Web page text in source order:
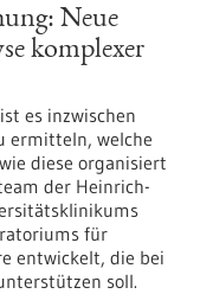
Neue
komplexer
es inzwischen
ermitteln, welche
diese organisiert
der Heinrich-
für
entwickelt, die bei
soll.